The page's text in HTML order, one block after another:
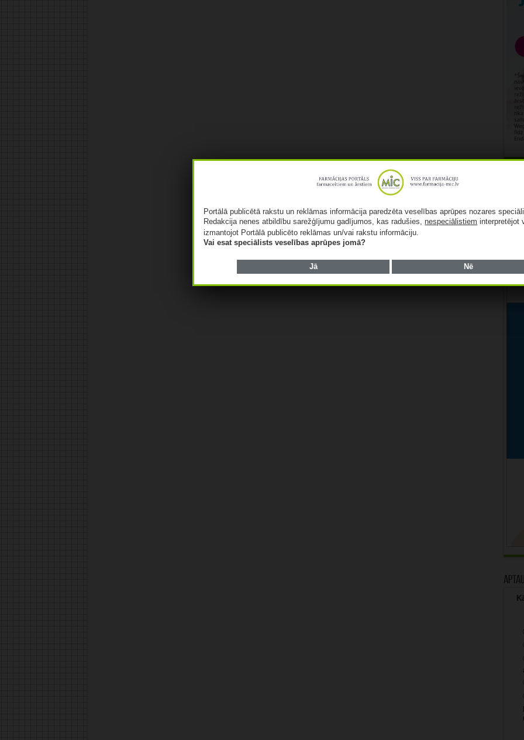
Portālā publicētā rakstu un reklāmas informācija paredzēta veselības aprūpes nozares
Redakcija nenes atbildību sarežģījumu gadījumos, kas radušies,nespeciālistiem interpretējot
izmantojot Portālā publicēto reklāmas un/vai rakstu informāciju.
Vai esat speciālists veselības aprūpes jomā?
Jā Nē